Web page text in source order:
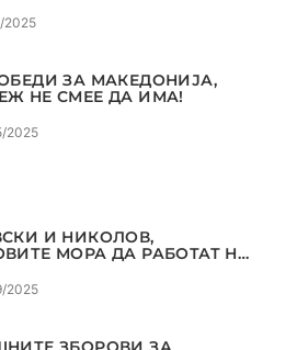
2025
ЗА МАКЕДОНИЈА,
НЕ СМЕЕ ДА ИМА!
2025
И НИКОЛОВ,
МОРА ДА РАБОТАТ НА
2025